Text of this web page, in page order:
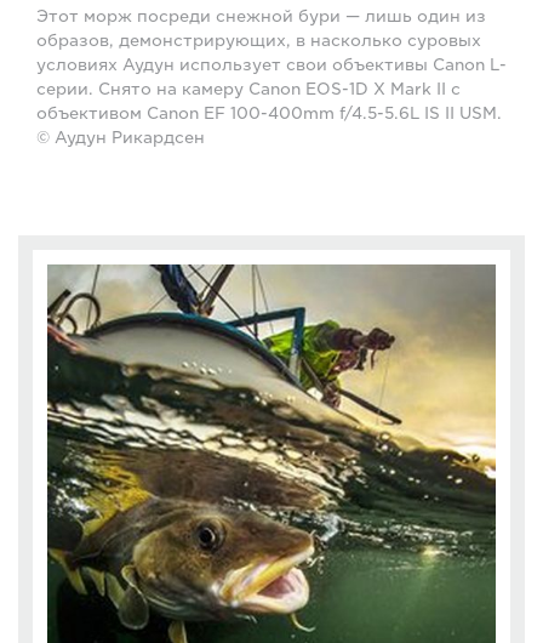
Этот морж посреди снежной бури — лишь один из
образов, демонстрирующих, в насколько суровых
условиях Аудун использует свои объективы Canon L-
серии. Снято на камеру Canon EOS-1D X Mark II с
объективом Canon EF 100-400mm f/4.5-5.6L IS II USM.
© Аудун Рикардсен